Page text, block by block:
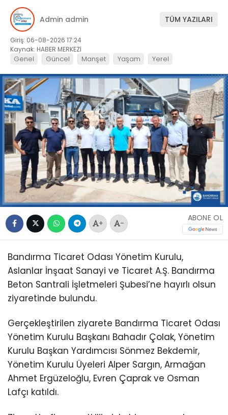
Admin admin TÜM YAZILARI
Giriş: 06-08-2026 17:24
Kaynak: HABER MERKEZİ
Genel Güncel Manşet Yaşam Yerel
+ -
ABONE OL
Bandırma Ticaret Odası Yönetim Kurulu,
Aslanlar İnşaat Sanayi ve Ticaret A.Ş. Bandırma
Beton Santrali İşletmeleri Şubesi’ne hayırlı olsun
ziyaretinde bulundu.
Gerçekleştirilen ziyarete Bandırma Ticaret Odası
Yönetim Kurulu Başkanı Bahadır Çolak, Yönetim
Kurulu Başkan Yardımcısı Sönmez Bekdemir,
Yönetim Kurulu Üyeleri Alper Sargın, Armağan
Ahmet Ergüzeloğlu, Evren Çaprak ve Osman
Lafçı katıldı.